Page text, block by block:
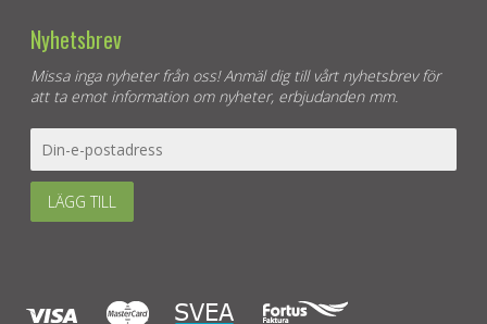
Nyhetsbrev
Missa inga nyheter från oss! Anmäl dig till vårt nyhetsbrev för
att ta emot information om nyheter, erbjudanden mm.
LÄGG TILL